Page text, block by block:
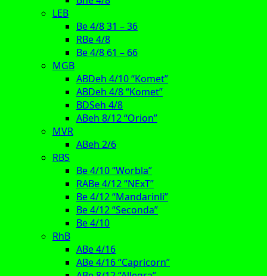
LEB
Be 4/8 31 – 36
RBe 4/8
Be 4/8 61 – 66
MGB
ABDeh 4/10 “Komet”
ABDeh 4/8 “Komet”
BDSeh 4/8
ABeh 8/12 “Orion”
MVR
ABeh 2/6
RBS
Be 4/10 “Worbla”
RABe 4/12 “NExT”
Be 4/12 “Mandarinli”
Be 4/12 “Seconda”
Be 4/10
RhB
ABe 4/16
ABe 4/16 “Capricorn”